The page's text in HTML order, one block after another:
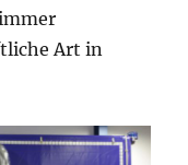
Art in